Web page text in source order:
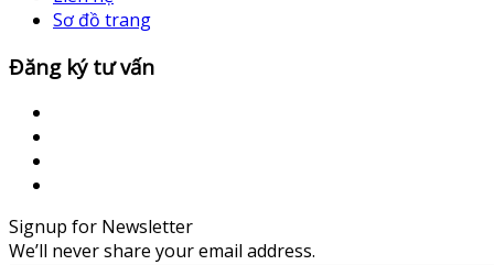
Sơ đồ trang
Đăng ký tư vấn
Signup for Newsletter
We’ll never share your email address.